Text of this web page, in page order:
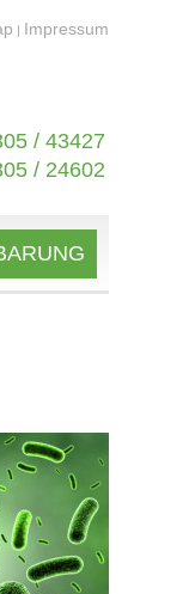
| Impressum
/ 43427
/ 24602